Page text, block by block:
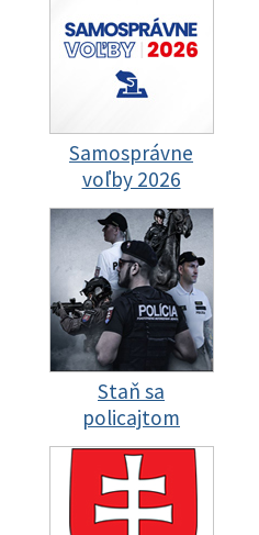
Samosprávne
voľby 2026
Staň sa
policajtom